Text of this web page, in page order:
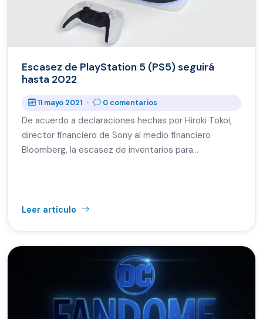
Escasez de PlayStation 5 (PS5) seguirá
hasta 2022
11 mayo 2021 · 0 comentarios
De acuerdo a declaraciones hechas por Hiroki Tokoi,
director financiero de Sony al medio financiero
Bloomberg, la escasez de inventarios para
Leer artículo